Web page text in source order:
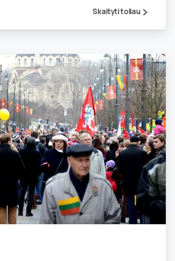
Skaityti toliau
0